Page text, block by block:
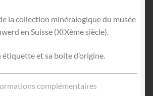
la collection minéralogique du musée
en Suisse (XIXème siècle).
étiquette et sa boite d’origine.
complémentaires